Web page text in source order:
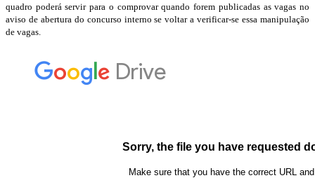
quadro poderá servir para o comprovar quando forem publicadas as vagas no
aviso de abertura do concurso interno se voltar a verificar-se essa manipulação
de vagas.